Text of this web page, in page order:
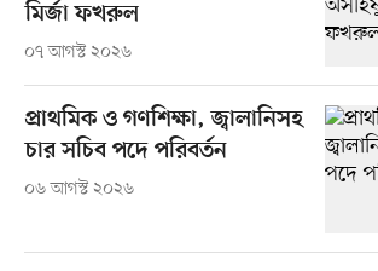
মির্জা ফখরুল
০৭ আগস্ট ২০২৬
প্রাথমিক ও গণশিক্ষা, জ্বালানিসহ
চার সচিব পদে পরিবর্তন
০৬ আগস্ট ২০২৬